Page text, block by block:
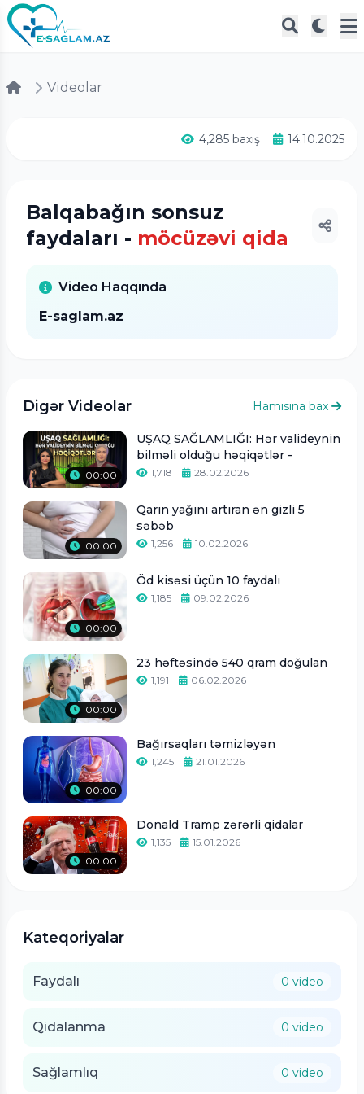
Videolar
4,285 baxış 14.10.2025
Balqabağın sonsuz
faydaları - möcüzəvi qida
Video Haqqında
E-saglam.az
Digər Videolar Hamısına bax
00:00
UŞAQ SAĞLAMLIĞI: Hər valideynin
bilməli olduğu həqiqətlər -
1,718 28.02.2026
00:00
Qarın yağını artıran ən gizli 5
səbəb
1,256 10.02.2026
00:00
Öd kisəsi üçün 10 faydalı
1,185 09.02.2026
00:00
23 həftəsində 540 qram doğulan
1,191 06.02.2026
00:00
Bağırsaqları təmizləyən
1,245 21.01.2026
00:00
Donald Tramp zərərli qidalar
1,135 15.01.2026
Kateqoriyalar
Faydalı 0 video
Qidalanma 0 video
Sağlamlıq 0 video